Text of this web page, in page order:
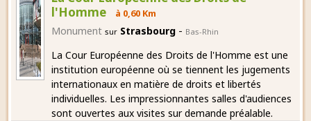
l'Homme
à 0,60 Km
Monument sur Strasbourg - Bas-Rhin
La Cour Européenne des Droits de l'Homme est une
institution européenne où se tiennent les jugements
internationaux en matière de droits et libertés
individuelles. Les impressionnantes salles d'audiences
sont ouvertes aux visites sur demande préalable.